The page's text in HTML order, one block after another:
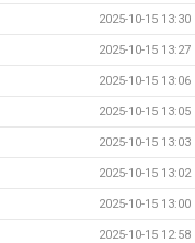
2025-10-15 13:30
2025-10-15 13:27
2025-10-15 13:06
2025-10-15 13:05
2025-10-15 13:03
2025-10-15 13:02
2025-10-15 13:00
2025-10-15 12:58